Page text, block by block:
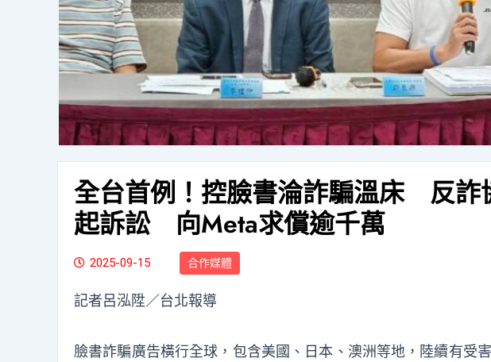
全台首例！控臉書淪詐騙溫床 反詐
起訴訟 向Meta求償逾千萬
2025-09-15 合作媒體
記者呂泓陞／台北報導
臉書詐騙廣告橫行全球，包含美國、日本、澳洲等地，陸續有受